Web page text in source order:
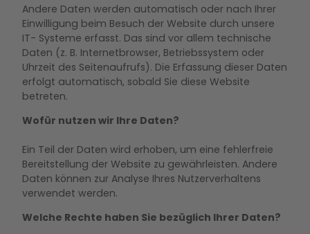
Andere Daten werden automatisch oder nach Ihrer
Einwilligung beim Besuch der Website durch unsere
IT- Systeme erfasst. Das sind vor allem technische
Daten (z. B. Internetbrowser, Betriebssystem oder
Uhrzeit des Seitenaufrufs). Die Erfassung dieser Daten
erfolgt automatisch, sobald Sie diese Website
betreten.
Wofür nutzen wir Ihre Daten?
Ein Teil der Daten wird erhoben, um eine fehlerfreie
Bereitstellung der Website zu gewährleisten. Andere
Daten können zur Analyse Ihres Nutzerverhaltens
verwendet werden.
Welche Rechte haben Sie bezüglich Ihrer Daten?